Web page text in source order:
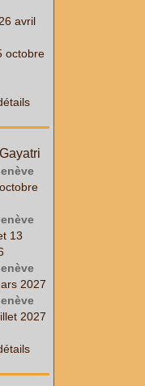
avril
octobre
13
2027
2027